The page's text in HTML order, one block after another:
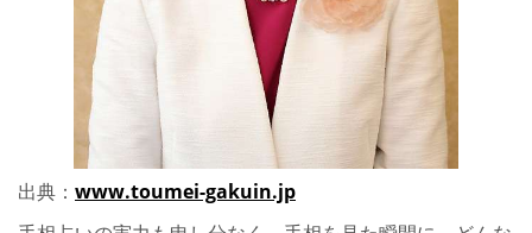
出典： www.toumei-gakuin.jp